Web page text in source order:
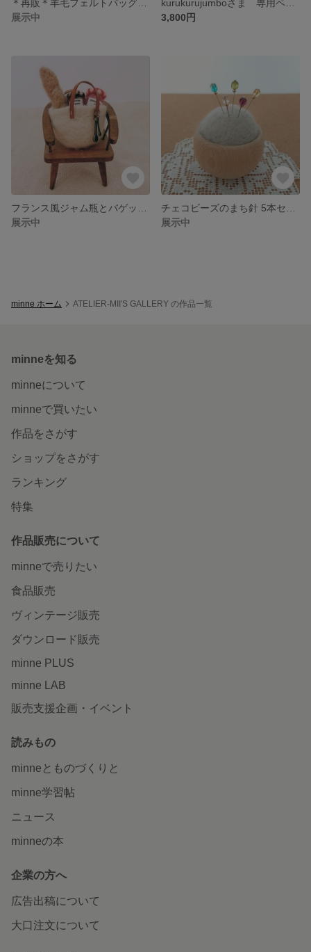
展示中
3,800円
展示中
展示中
minne ホーム ATELIER-MII'S GALLERY の作品一覧
minneを知る
minneについて
minneで買いたい
作品をさがす
ショップをさがす
ランキング
特集
作品販売について
minneで売りたい
食品販売
ヴィンテージ販売
ダウンロード販売
minne PLUS
minne LAB
販売支援企画・イベント
読みもの
minneとものづくりと
minne学習帖
ニュース
minneの本
企業の方へ
広告出稿について
大口注文について